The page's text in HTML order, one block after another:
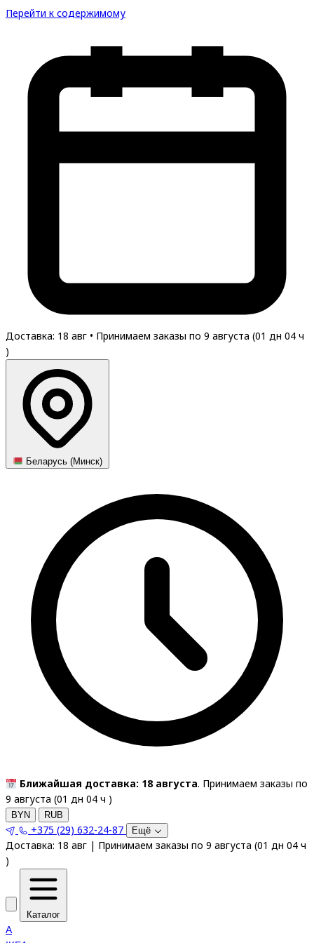
Перейти к содержимому
Доставка: 18 авг • Принимаем заказы по 9 августа (01 дн 04 ч
)
Беларусь (Минск)
Ближайшая доставка: 18 августа. Принимаем заказы по
9 августа (01 дн 04 ч )
BYN RUB
+375 (29) 632-24-87 Ещё
Доставка: 18 авг | Принимаем заказы по 9 августа (01 дн 04 ч
)
Каталог
A